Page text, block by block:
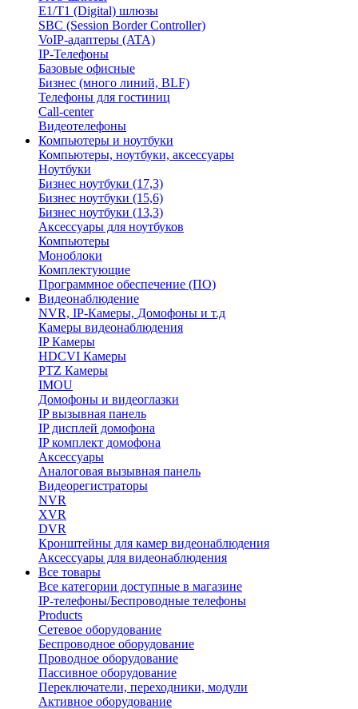
E1/T1 (Digital) шлюзы
SBC (Session Border Controller)
VoIP-адаптеры (ATA)
IP-Телефоны
Базовые офисные
Бизнес (много линий, BLF)
Телефоны для гостиниц
Call-center
Видеотелефоны
Компьютеры и ноутбуки
Компьютеры, ноутбуки, аксессуары
Ноутбуки
Бизнес ноутбуки (17,3)
Бизнес ноутбуки (15,6)
Бизнес ноутбуки (13,3)
Аксессуары для ноутбуков
Компьютеры
Моноблоки
Комплектующие
Программное обеспечение (ПО)
Видеонаблюдение
NVR, IP-Камеры, Домофоны и т.д
Камеры видеонаблюдения
IP Камеры
HDCVI Камеры
PTZ Камеры
IMOU
Домофоны и видеоглазки
IP вызывная панель
IP дисплей домофона
IP комплект домофона
Аксессуары
Аналоговая вызывная панель
Видеорегистраторы
NVR
XVR
DVR
Кронштейны для камер видеонаблюдения
Аксессуары для видеонаблюдения
Все товары
Все категории доступные в магазине
IP-телефоны/Беспроводные телефоны
Products
Сетевое оборудование
Беспроводное оборудование
Проводное оборудование
Пассивное оборудование
Переключатели, переходники, модули
Активное оборудование